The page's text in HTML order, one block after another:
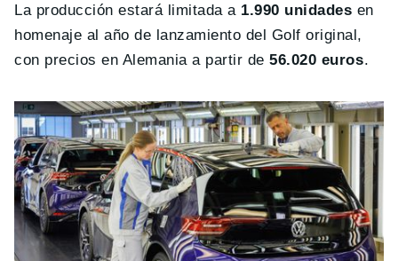
La producción estará limitada a 1.990 unidades en
homenaje al año de lanzamiento del Golf original,
con precios en Alemania a partir de56.020 euros.